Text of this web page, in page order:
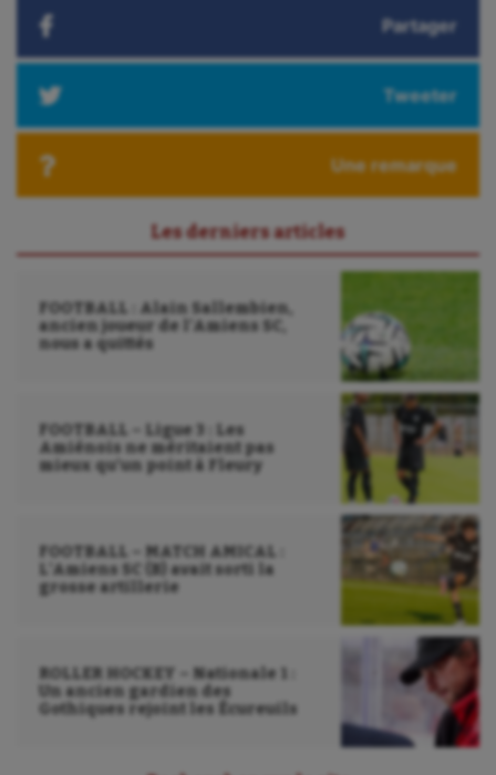
Partager
Tweeter
Une remarque
Les derniers articles
FOOTBALL : Alain Sallembien,
ancien joueur de l’Amiens SC,
nous a quittés
FOOTBALL – Ligue 3 : Les
Amiénois ne méritaient pas
mieux qu’un point à Fleury
FOOTBALL – MATCH AMICAL :
L’Amiens SC (B) avait sorti la
grosse artillerie
ROLLER HOCKEY – Nationale 1 :
Un ancien gardien des
Gothiques rejoint les Écureuils